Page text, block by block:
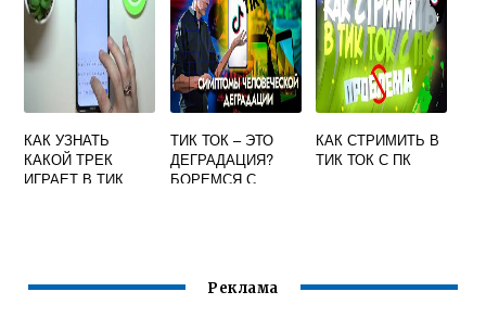
КАК УЗНАТЬ
КАКОЙ ТРЕК
ИГРАЕТ В ТИК
ТИК ТОК – ЭТО
ДЕГРАДАЦИЯ?
БОРЕМСЯ С
КАК СТРИМИТЬ В
ТИК ТОК С ПК
Реклама